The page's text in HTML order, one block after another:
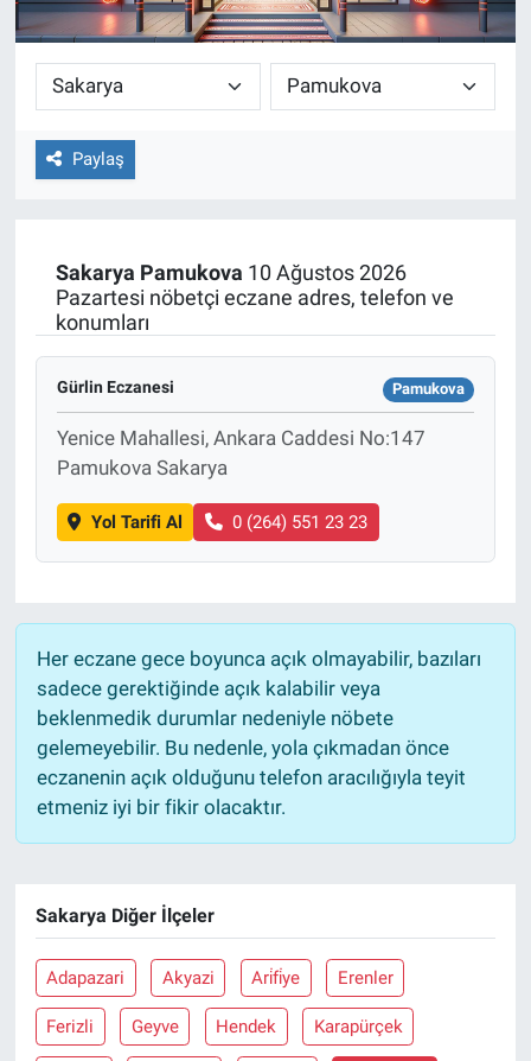
Paylaş
Sakarya Pamukova 10 Ağustos 2026
Pazartesi nöbetçi eczane adres, telefon ve
konumları
Gürlin Eczanesi Pamukova
Yenice Mahallesi, Ankara Caddesi No:147
Pamukova Sakarya
Yol Tarifi Al 0 (264) 551 23 23
Her eczane gece boyunca açık olmayabilir, bazıları
sadece gerektiğinde açık kalabilir veya
beklenmedik durumlar nedeniyle nöbete
gelemeyebilir. Bu nedenle, yola çıkmadan önce
eczanenin açık olduğunu telefon aracılığıyla teyit
etmeniz iyi bir fikir olacaktır.
Sakarya Diğer İlçeler
Adapazari Akyazi Ari̇fi̇ye Erenler
Ferizli Geyve Hendek Karapürçek